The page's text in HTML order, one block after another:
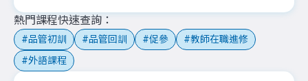
熱門課程快速查詢
品管初訓 品管回訓 促參
教師在職進修
外語課程